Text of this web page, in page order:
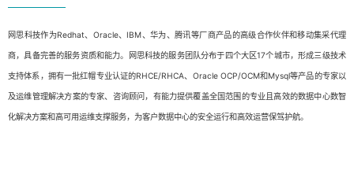
网思科技作为Redhat、Oracle、IBM、华为、腾讯等厂商产品的高级合作伙伴和移动集采代理
商，具备完善的服务资质和能力。网思科技的服务团队分布于四个大区17个城市，形成三级技术
支持体系，拥有一批红帽专业认证的RHCE/RHCA、Oracle OCP/OCM和Mysql等产品的专家以
及运维管理解决方案的专家、咨询顾问，有能力提供覆盖全国范围的专业且高效的数据中心数智
化解决方案和高可用运维支撑服务，为客户数据中心的安全运行和高效运营保驾护航。